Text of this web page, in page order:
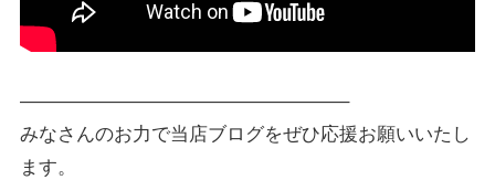
—————————————————–
みなさんのお力で当店ブログをぜひ応援お願いいたし
ます。